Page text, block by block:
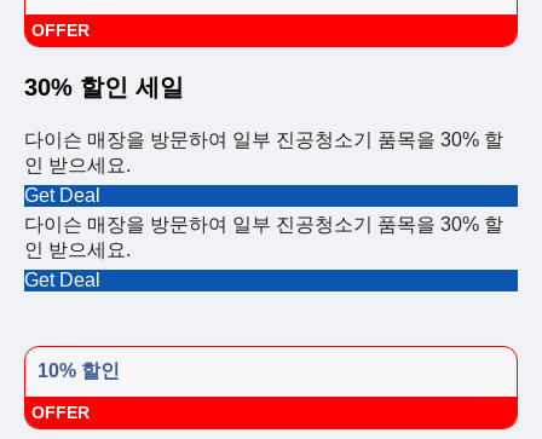
OFFER
30% 할인 세일
다이슨 매장을 방문하여 일부 진공청소기 품목을 30% 할
인 받으세요.
Get Deal
다이슨 매장을 방문하여 일부 진공청소기 품목을 30% 할
인 받으세요.
Get Deal
10% 할인
OFFER